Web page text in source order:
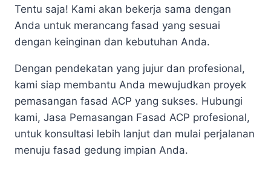
Tentu saja! Kami akan bekerja sama dengan
Anda untuk merancang fasad yang sesuai
dengan keinginan dan kebutuhan Anda.
Dengan pendekatan yang jujur dan profesional,
kami siap membantu Anda mewujudkan proyek
pemasangan fasad ACP yang sukses. Hubungi
kami, Jasa Pemasangan Fasad ACP profesional,
untuk konsultasi lebih lanjut dan mulai perjalanan
menuju fasad gedung impian Anda.